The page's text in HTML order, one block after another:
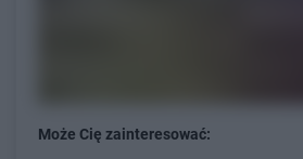
Może Cię zainteresować: